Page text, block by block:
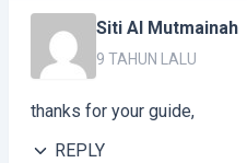
Siti Al Mutmainah
9 TAHUN LALU
thanks for your guide,
REPLY